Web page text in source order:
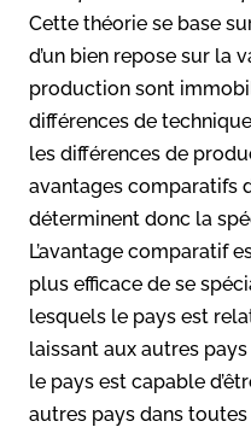
Cette théorie se base
d’un bien repose sur la
production sont
différences de
les différences de
avantages comparatifs
déterminent donc la
L’avantage comparatif
plus efficace de se
lesquels le pays est
laissant aux autres
le pays est capable
autres pays dans